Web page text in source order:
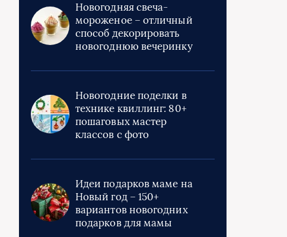
Новогодняя свеча-
мороженое – отличный
способ декорировать
новогоднюю вечеринку
Новогодние поделки в
технике квиллинг: 80+
пошаговых мастер
классов с фото
Идеи подарков маме на
Новый год – 150+
вариантов новогодних
подарков для мамы